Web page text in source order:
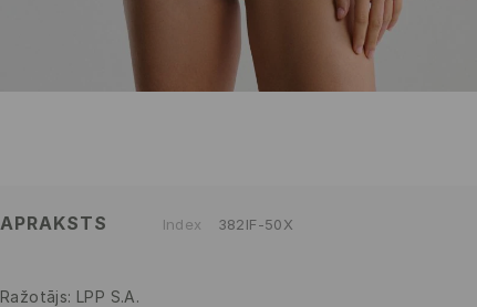
APRAKSTS Index 382IF-50X
Ražotājs: LPP S.A.